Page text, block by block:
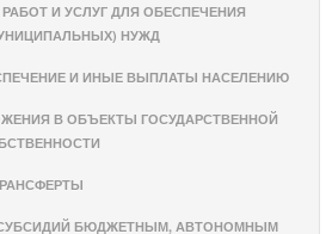
И УСЛУГ ДЛЯ ОБЕСПЕЧЕНИЯ
НУЖД
И ИНЫЕ ВЫПЛАТЫ НАСЕЛЕНИЮ
В ОБЪЕКТЫ ГОСУДАРСТВЕННОЙ
СУБСИДИЙ БЮДЖЕТНЫМ, АВТОНОМНЫМ